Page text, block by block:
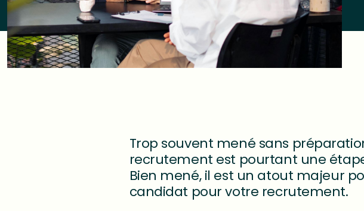
Trop souvent mené sans
recrutement est pourtant une
Bien mené, il est un atout majeur
candidat pour votre recrutement.